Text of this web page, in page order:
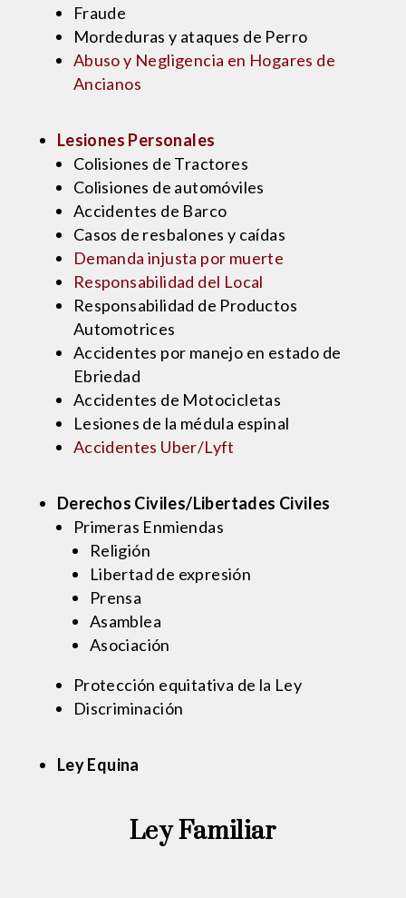
Fraude
Mordeduras y ataques de Perro
Abuso y Negligencia en Hogares de
Ancianos
Lesiones Personales
Colisiones de Tractores
Colisiones de automóviles
Accidentes de Barco
Casos de resbalones y caídas
Demanda injusta por muerte
Responsabilidad del Local
Responsabilidad de Productos
Automotrices
Accidentes por manejo en estado de
Ebriedad
Accidentes de Motocicletas
Lesiones de la médula espinal
Accidentes Uber/Lyft
Derechos Civiles/Libertades Civiles
Primeras Enmiendas
Religión
Libertad de expresión
Prensa
Asamblea
Asociación
Protección equitativa de la Ley
Discriminación
Ley Equina
Ley Familiar